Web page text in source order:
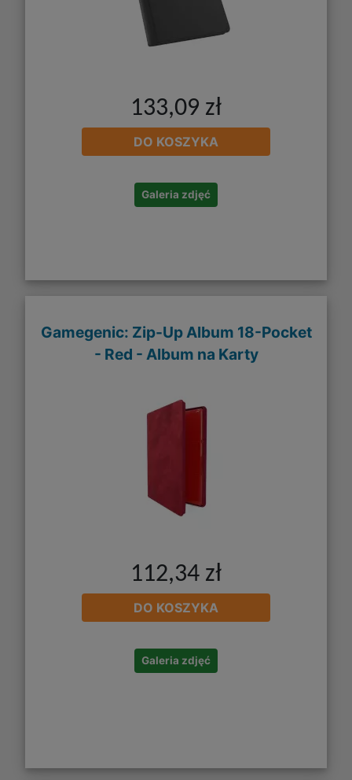
133,09 zł
DO KOSZYKA
Galeria zdjęć
Gamegenic: Zip-Up Album 18-Pocket
- Red - Album na Karty
112,34 zł
DO KOSZYKA
Galeria zdjęć